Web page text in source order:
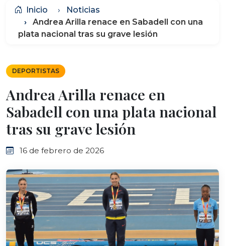
Inicio
Noticias
Andrea Arilla renace en Sabadell con una
plata nacional tras su grave lesión
DEPORTISTAS
Andrea Arilla renace en
Sabadell con una plata nacional
tras su grave lesión
16 de febrero de 2026